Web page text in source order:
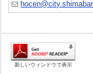
新しいウィンドウで表示